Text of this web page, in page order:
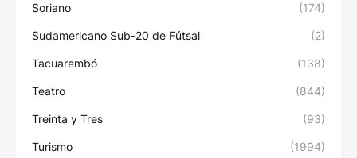
Soriano (174)
Sudamericano Sub-20 de Fútsal (2)
Tacuarembó (138)
Teatro (844)
Treinta y Tres (93)
Turismo (1994)